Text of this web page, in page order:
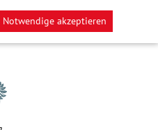
Notwendige akzeptieren